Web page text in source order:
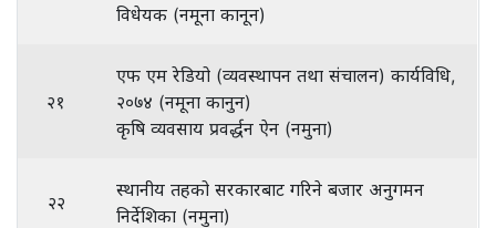
विधेयक (नमूना कानून)
२१
एफ एम रेडियो (व्यवस्थापन तथा संचालन) कार्यविधि,
२०७४ (नमूना कानुन)
कृषि व्यवसाय प्रवर्द्धन ऐन (नमुना)
२२
स्थानीय तहको सरकारबाट गरिने बजार अनुगमन
निर्देशिका (नमुना)